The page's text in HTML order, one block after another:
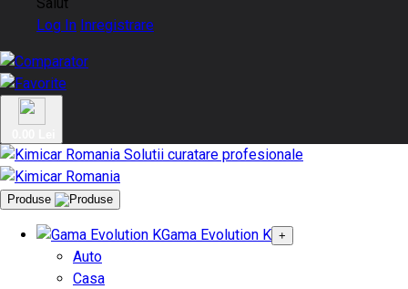
Log In Inregistrare
Produse
Gama Evolution K +
Auto
Casa